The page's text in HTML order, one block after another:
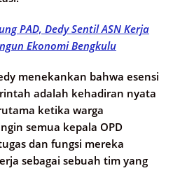
PAD, Dedy Sentil ASN Kerja
Ekonomi Bengkulu
menekankan bahwa esensi
adalah kehadiran nyata
ketika warga
semua kepala OPD
dan fungsi mereka
sebagai sebuah tim yang